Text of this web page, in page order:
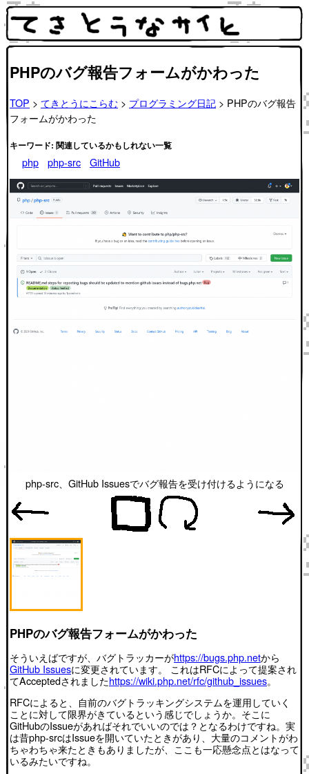
PHPのバグ報告フォームがかわった
TOP > てきとうにこらむ > プログラミング日記 > PHPのバグ報告
フォームがかわった
キーワード: 関連しているかもしれない一覧
php php-src GitHub
php-src、GitHub Issuesでバグ報告を受け付けるようになる
PHPのバグ報告フォームがかわった
そういえばですが、バグトラッカーがhttps://bugs.php.netから
GitHub Issuesに変更されています。 これはRFCによって提案され
てAcceptedされましたhttps://wiki.php.net/rfc/github_issues。
RFCによると、自前のバグトラッキングシステムを運用していく
ことに対して限界がきているという感じでしょうか。そこに
GitHubのIssueがあればそれでいいのでは？となるわけですね。実
は昔php-srcはIssueを開いていたときがあり、大量のコメントがわ
ちゃわちゃ来たときもありましたが、ここも一応懸念点とはなって
いるみたいですね。